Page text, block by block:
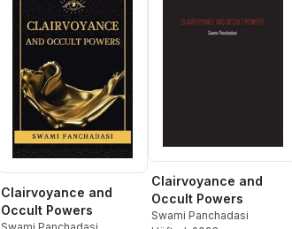
Clairvoyance and
Occult Powers
Swami Panchadasi
Clairvoyance and
Occult Powers
Swami Panchadasi